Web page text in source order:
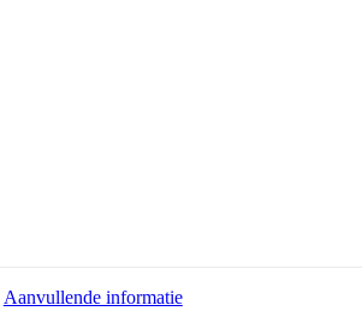
Aanvullende informatie